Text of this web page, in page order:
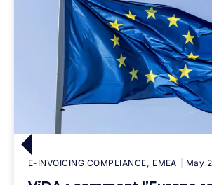
E-INVOICING COMPLIANCE EMEA May